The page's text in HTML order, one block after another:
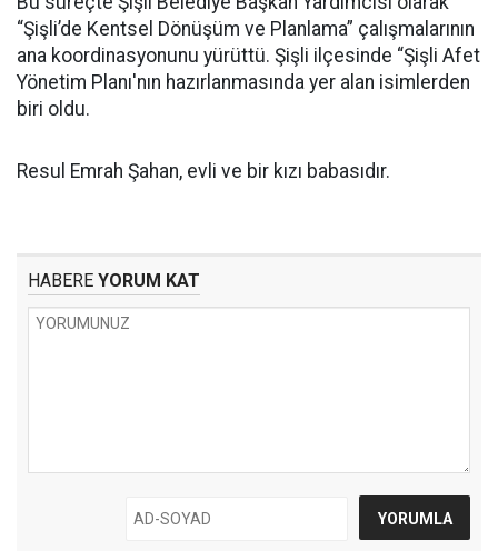
“Şişli’de Kentsel Dönüşüm ve Planlama” çalışmalarının
ana koordinasyonunu yürüttü. Şişli ilçesinde “Şişli Afet
Yönetim Planı'nın hazırlanmasında yer alan isimlerden
biri oldu.
Resul Emrah Şahan, evli ve bir kızı babasıdır.
HABERE YORUM KAT